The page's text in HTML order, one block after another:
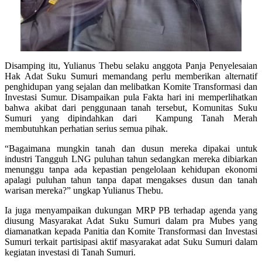
Disamping itu, Yulianus Thebu selaku anggota Panja Penyelesaian
Hak Adat Suku Sumuri memandang perlu memberikan alternatif
penghidupan yang sejalan dan melibatkan Komite Transformasi dan
Investasi Sumur. Disampaikan pula Fakta hari ini memperlihatkan
bahwa akibat dari penggunaan tanah tersebut, Komunitas Suku
Sumuri yang dipindahkan dari Kampung Tanah Merah
membutuhkan perhatian serius semua pihak.
“Bagaimana mungkin tanah dan dusun mereka dipakai untuk
industri Tangguh LNG puluhan tahun sedangkan mereka dibiarkan
menunggu tanpa ada kepastian pengelolaan kehidupan ekonomi
apalagi puluhan tahun tanpa dapat mengakses dusun dan tanah
warisan mereka?” ungkap Yulianus Thebu.
Ia juga menyampaikan dukungan MRP PB terhadap agenda yang
diusung Masyarakat Adat Suku Sumuri dalam pra Mubes yang
diamanatkan kepada Panitia dan Komite Transformasi dan Investasi
Sumuri terkait partisipasi aktif masyarakat adat Suku Sumuri dalam
kegiatan investasi di Tanah Sumuri.